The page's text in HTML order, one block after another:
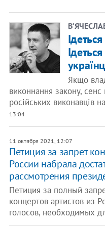
Якщо
виконнання закону,
російських виконавців
13:04
11 октября 2021, 12:07
Петиция за запрет
России набрала
рассмотрения
Петиция за полный
концертов артистов из
голосов, необходимых